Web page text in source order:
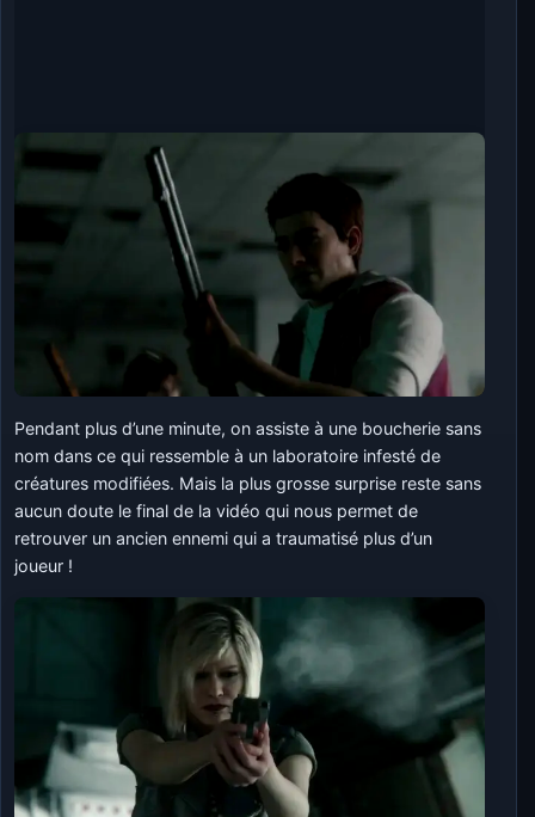
Pendant plus d’une minute, on assiste à une boucherie sans
nom dans ce qui ressemble à un laboratoire infesté de
créatures modifiées. Mais la plus grosse surprise reste sans
aucun doute le final de la vidéo qui nous permet de
retrouver un ancien ennemi qui a traumatisé plus d’un
joueur !